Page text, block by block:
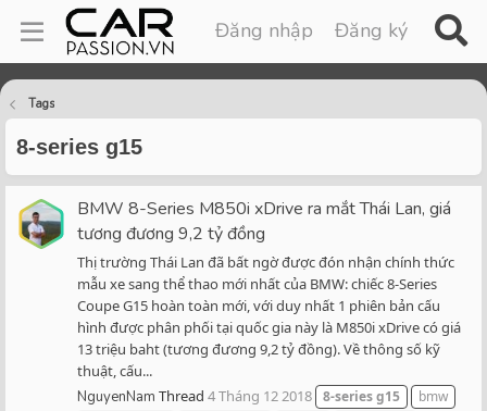
Đăng nhập Đăng ký
Tags
8-series g15
BMW 8-Series M850i xDrive ra mắt Thái Lan, giá
tương đương 9,2 tỷ đồng
Thị trường Thái Lan đã bất ngờ được đón nhận chính thức
mẫu xe sang thể thao mới nhất của BMW: chiếc 8-Series
Coupe G15 hoàn toàn mới, với duy nhất 1 phiên bản cấu
hình được phân phối tại quốc gia này là M850i xDrive có giá
13 triệu baht (tương đương 9,2 tỷ đồng). Về thông số kỹ
thuật, cấu...
NguyenNam Thread 4 Tháng 12 2018 8-seriesg15
bmw